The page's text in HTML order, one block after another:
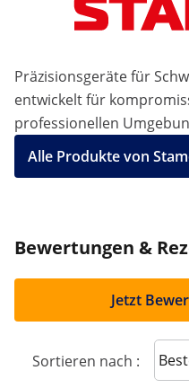
Präzisionsgeräte für
entwickelt für
professionellen
Alle Produkte von
Bewertungen &
Jetzt
Sortieren nach :